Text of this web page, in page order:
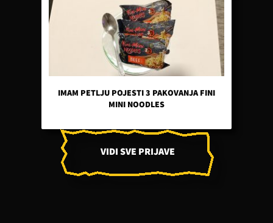
IMAM PETLJU POJESTI 3 PAKOVANJA FINI
MINI NOODLES
VIDI SVE PRIJAVE